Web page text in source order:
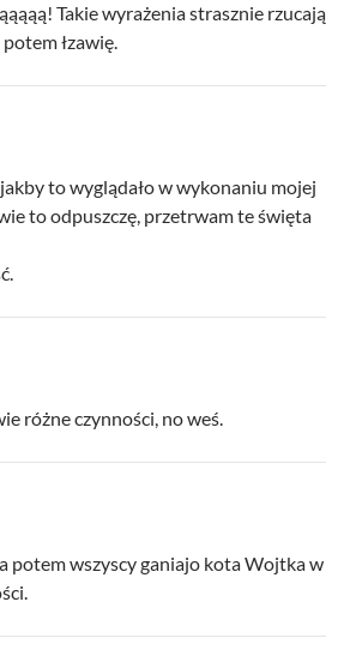
Takie wyrażenia strasznie rzucają
łzawię.
to wyglądało w wykonaniu mojej
to odpuszczę, przetrwam te święta
różne czynności, no weś.
potem wszyscy ganiajo kota Wojtka w